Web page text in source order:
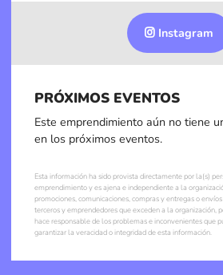
Instagram
PRÓXIMOS EVENTOS
Este emprendimiento aún no tiene
en los próximos eventos.
Esta información ha sido provista directamente por la(s)
emprendimiento y es ajena e independiente a la
promociones, comunicaciones, compras y entregas o
terceros y emprendedores que exceden a la organización,
hace responsable de los problemas e inconvenientes que
garantizar la veracidad o integridad de esta información.